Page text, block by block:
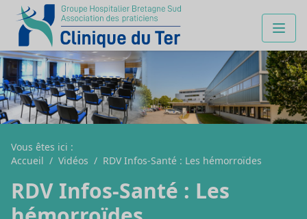
Vous êtes ici :
Accueil / Vidéos / RDV Infos-Santé : Les hémorroïdes
RDV Infos-Santé : Les